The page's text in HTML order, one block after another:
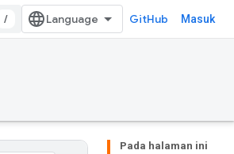
/ GitHub Masuk
Pada halaman ini